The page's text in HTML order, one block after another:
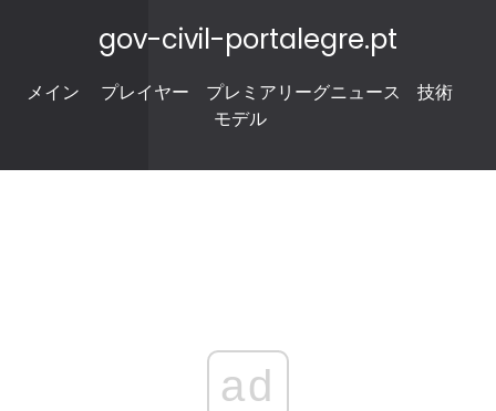
gov-civil-portalegre.pt
メイン プレイヤー プレミアリーグニュース
技術
モデル
ad